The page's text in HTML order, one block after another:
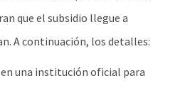
que el subsidio llegue a
A continuación, los detalles:
una institución oficial para